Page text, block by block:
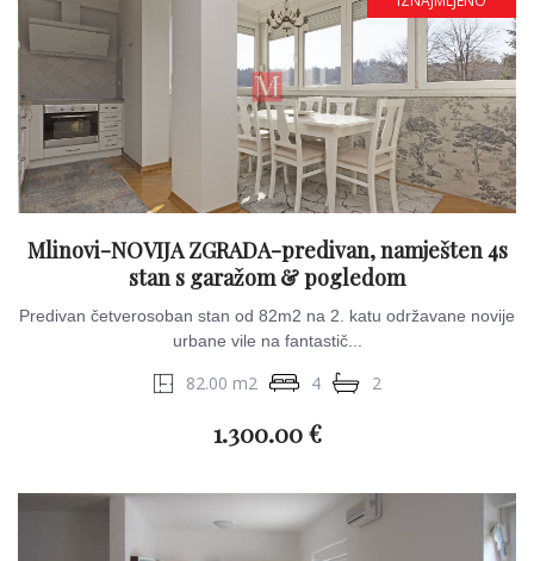
Mlinovi-NOVIJA ZGRADA-predivan, namješten 4s
stan s garažom & pogledom
Predivan četverosoban stan od 82m2 na 2. katu održavane novije
urbane vile na fantastič...
82.00 m2 4 2
1.300.00 €